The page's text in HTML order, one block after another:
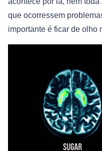
que ocorressem
importante é ficar de olho